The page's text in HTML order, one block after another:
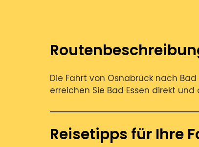
Die Fahrt von Osnabrück nach
erreichen Sie Bad Essen direkt und
Reisetipps für Ihre